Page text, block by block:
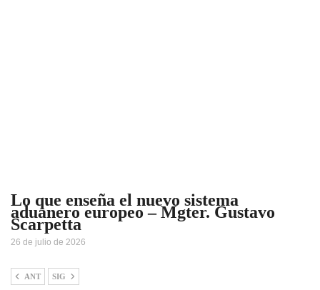
Lo que enseña el nuevo sistema
aduanero europeo – Mgter. Gustavo
Scarpetta
26 de julio de 2026
ANT SIG